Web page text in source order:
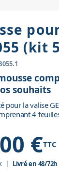
(kit
souhaits
pour la valise
4
€TTC
Livré en 48/72h